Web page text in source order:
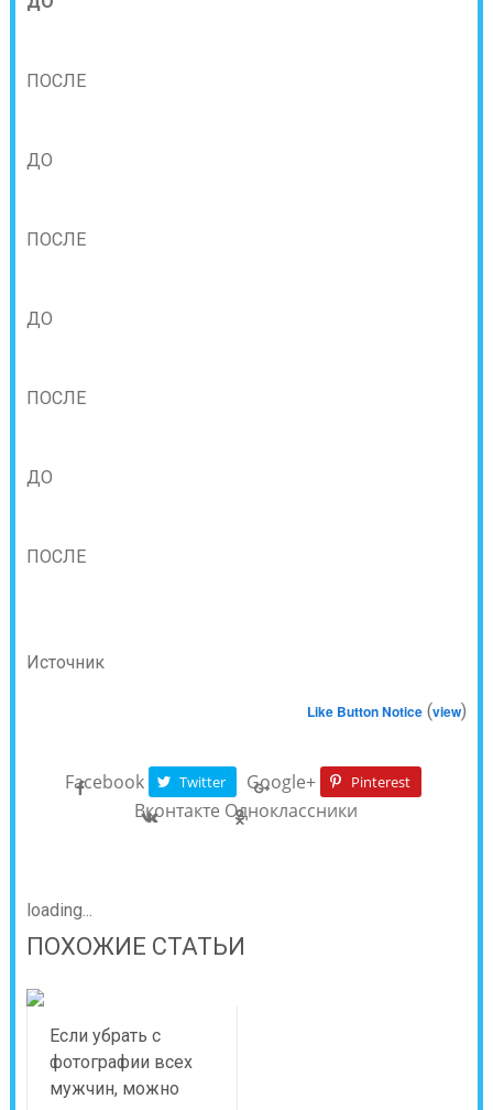
ПОСЛЕ
ДО
ПОСЛЕ
ДО
ПОСЛЕ
ДО
ПОСЛЕ
Источник
Like Button Notice (view)
Facebook Twitter Google+ Pinterest
Вконтакте Одноклассники
loading...
ПОХОЖИЕ СТАТЬИ
Если убрать с
фотографии всех
мужчин, можно